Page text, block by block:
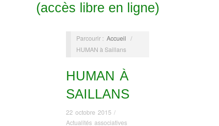
(accès libre en ligne)
Parcourir : Accueil /
HUMAN à Saillans
HUMAN À
SAILLANS
22 octobre 2015 /
Actualités associatives